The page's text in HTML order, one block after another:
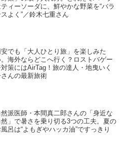
ティーソーダに、鮮やかな野菜を“バラ
スよく”／鈴木七重さん
安でも「大人ひとり旅」を楽しみた
。海外ならどこへ行く？ロストバゲー
対策にはAirTag！旅の達人・地曳いく
さんの最新旅術
然派医師・本間真二郎さんの「身近な
然」で暑さを乗り切る3つの工夫。夏の
風呂は“よもぎやハッカ油”ですっきり